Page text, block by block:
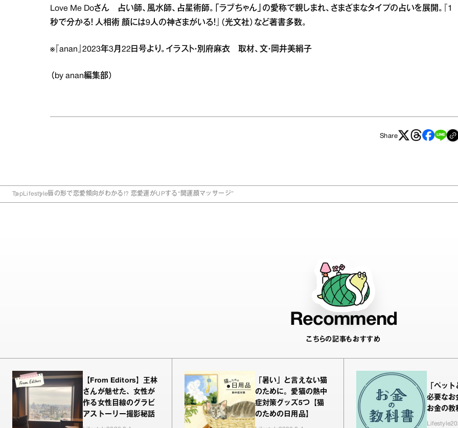
Love Me Doさん 占い師、風水師、占星術師。「ラブちゃん」の愛称で親しまれ、さまざまなタイプの占いを展開。『1
秒で分かる！ 人相術 顔には9人の神さまがいる！』（光文社）など著書多数。
※『anan』2023年3月22日号より。イラスト・別府麻衣 取材、文・岡井美絹子
（by anan編集部）
Share
Top Lifestyle唇の形で恋愛傾向がわかる!? 恋愛運がUPする“開運顔マッサージ”
Recommend
こちらの記事もおすすめ
【From Editors】王林
さんが魅せた、女性が
作る女性目線のグラビ
アストーリー撮影秘話
「暑い」と言えない猫
のために。愛猫の熱中
症対策グッズ5つ【猫
のための日用品】
「ペッ
必要なお
お金の教
Lifestyle